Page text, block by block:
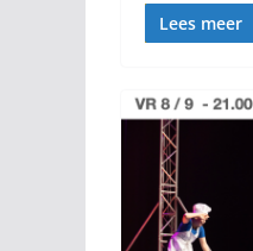
Lees meer